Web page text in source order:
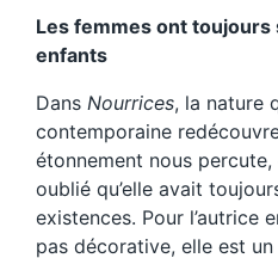
Les femmes ont toujours
enfants
Dans Nourrices, la nature
contemporaine
étonnement nous
oublié qu’elle avait
existences. Pour l’autrice
pas décorative, elle est